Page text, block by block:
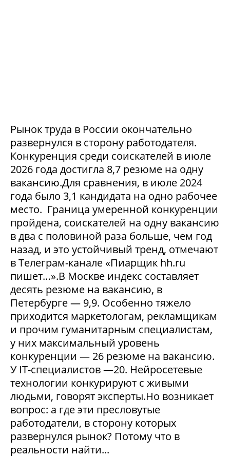
Рынок труда в России окончательно
развернулся в сторону работодателя.
Конкуренция среди соискателей в июле
2026 года достигла 8,7 резюме на одну
вакансию.Для сравнения, в июле 2024
года было 3,1 кандидата на одно рабочее
место. Граница умеренной конкуренции
пройдена, соискателей на одну вакансию
в два с половиной раза больше, чем год
назад, и это устойчивый тренд, отмечают
в Телеграм-канале «Пиарщик hh.ru
пишет…».В Москве индекс составляет
десять резюме на вакансию, в
Петербурге — 9,9. Особенно тяжело
приходится маркетологам, рекламщикам
и прочим гуманитарным специалистам,
у них максимальный уровень
конкуренции — 26 резюме на вакансию.
У IT-специалистов —20. Нейросетевые
технологии конкурируют с живыми
людьми, говорят эксперты.Но возникает
вопрос: а где эти пресловутые
работодатели, в сторону которых
развернулся рынок? Потому что в
реальности найти...